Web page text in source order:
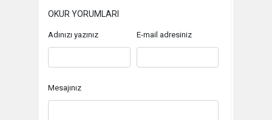
OKUR YORUMLARI
Adınızı yazınız E-mail adresiniz
Mesajınız